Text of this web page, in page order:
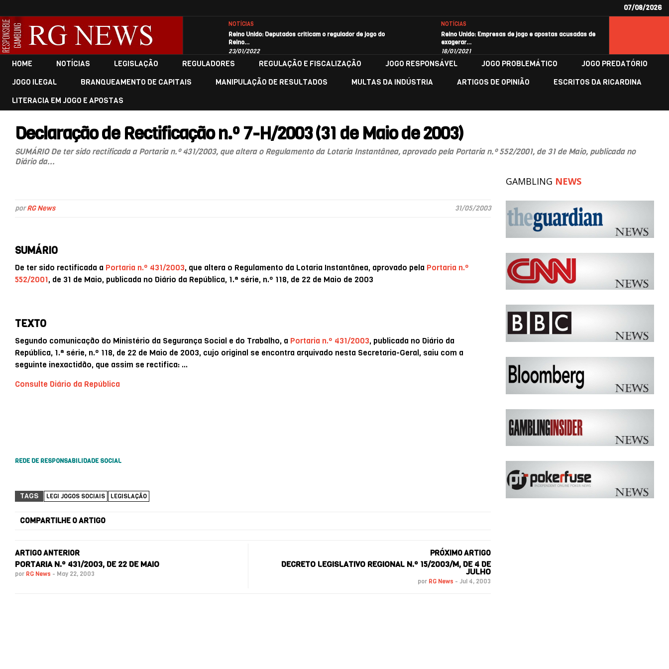
07/08/2026
NOTÍCIAS
Reino Unido: Deputados criticam o regulador de jogo do
Reino…
23/01/2022
NOTÍCIAS
Reino Unido: Empresas de jogo e apostas acusadas de
exagerar…
18/01/2021
HOME NOTÍCIAS LEGISLAÇÃO REGULADORES REGULAÇÃO E FISCALIZAÇÃO JOGO RESPONSÁVEL JOGO PROBLEMÁTICO
JOGO PREDATÓRIO
JOGO ILEGAL
BRANQUEAMENTO DE CAPITAIS MANIPULAÇÃO DE RESULTADOS MULTAS DA INDÚSTRIA ARTIGOS DE OPINIÃO
ESCRITOS DA RICARDINA
LITERACIA EM JOGO E APOSTAS
Declaração de Rectificação n.º 7-H/2003 (31 de Maio de 2003)
SUMÁRIO De ter sido rectificada a Portaria n.º 431/2003, que altera o Regulamento da Lotaria Instantânea, aprovado pela Portaria n.º 552/2001, de 31 de Maio, publicada no
Diário da...
porRG News 31/05/2003
SUMÁRIO
De ter sido rectificada a Portaria n.º 431/2003, que altera o Regulamento da Lotaria Instantânea, aprovado pela Portaria n.º
552/2001, de 31 de Maio, publicada no Diário da República, 1.ª série, n.º 118, de 22 de Maio de 2003
TEXTO
Segundo comunicação do Ministério da Segurança Social e do Trabalho, a Portaria n.º 431/2003, publicada no Diário da
República, 1.ª série, n.º 118, de 22 de Maio de 2003, cujo original se encontra arquivado nesta Secretaria-Geral, saiu com a
seguinte inexactidão, que assim se rectifica: …
Consulte Diário da República
REDE DE RESPONSABILIDADE SOCIAL
TAGS LEGI JOGOS SOCIAIS LEGISLAÇÃO
COMPARTILHE O ARTIGO
ARTIGO ANTERIOR
PORTARIA N.º 431/2003, DE 22 DE MAIO
por RG News - May 22, 2003
PRÓXIMO ARTIGO
DECRETO LEGISLATIVO REGIONAL N.º 15/2003/M, DE 4 DE
JULHO
por RG News - Jul 4, 2003
GAMBLING NEWS